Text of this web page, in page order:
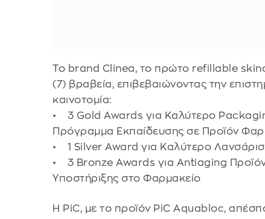
Το brand Clinea, το πρώτο refillable
(7) βραβεία, επιβεβαιώνοντας την
καινοτομία:
• 3 Gold Awards για Καλύτερο
Πρόγραμμα Εκπαίδευσης σε Προϊόν
• 1 Silver Award για Καλύτερο
• 3 Bronze Awards για Antiaging
Υποστήριξης στο Φαρμακείο
Η PiC, με το προϊόν PiC Aquabloc,